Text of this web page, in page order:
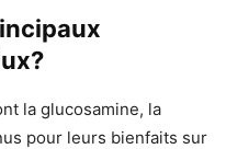
la glucosamine, la
pour leurs bienfaits sur